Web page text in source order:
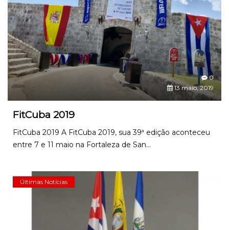
0
13 maio, 2019
FitCuba 2019
FitCuba 2019 A FitCuba 2019, sua 39ª edição aconteceu
entre 7 e 11 maio na Fortaleza de San...
Últimas Notícias